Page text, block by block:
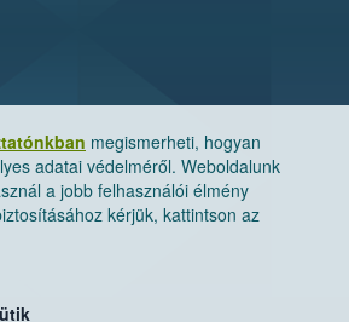
megismerheti, hogyan
adatai védelméről. Weboldalunk
a jobb felhasználói élmény
kérjük, kattintson az